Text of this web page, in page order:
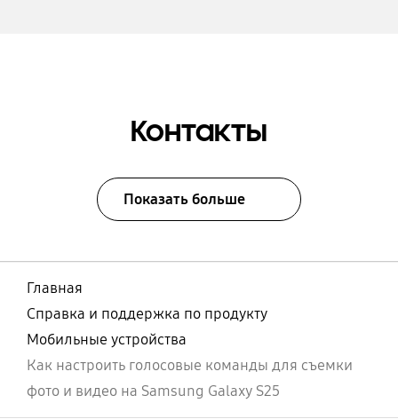
Контакты
Показать больше
Главная
Справка и поддержка по продукту
Мобильные устройства
Как настроить голосовые команды для съемки
фото и видео на Samsung Galaxy S25